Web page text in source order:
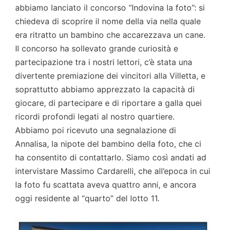
abbiamo lanciato il concorso “Indovina la foto”: si
chiedeva di scoprire il nome della via nella quale
era ritratto un bambino che accarezzava un cane.
Il concorso ha sollevato grande curiosità e
partecipazione tra i nostri lettori, c’è stata una
divertente premiazione dei vincitori alla Villetta, e
soprattutto abbiamo apprezzato la capacità di
giocare, di partecipare e di riportare a galla quei
ricordi profondi legati al nostro quartiere.
Abbiamo poi ricevuto una segnalazione di
Annalisa, la nipote del bambino della foto, che ci
ha consentito di contattarlo. Siamo così andati ad
intervistare Massimo Cardarelli, che all’epoca in cui
la foto fu scattata aveva quattro anni, e ancora
oggi residente al “quarto” del lotto 11.